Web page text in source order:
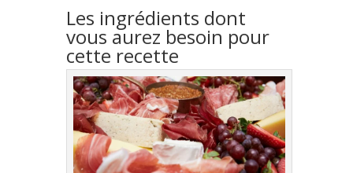
Les ingrédients dont
vous aurez besoin pour
cette recette